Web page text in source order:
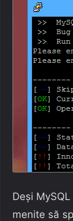
Deși
menite să